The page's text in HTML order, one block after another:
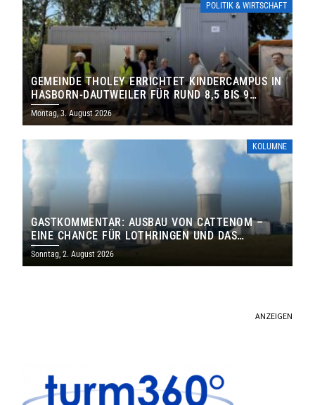
POLITIK & WIRTSCHAFT
GEMEINDE THOLEY ERRICHTET KINDERCAMPUS IN
HASBORN-DAUTWEILER FÜR RUND 8,5 BIS 9
MILLIONEN EURO
Montag, 3. August 2026
KOLUMNE
GASTKOMMENTAR: AUSBAU VON CATTENOM –
EINE CHANCE FÜR LOTHRINGEN UND DAS
SAARLAND
Sonntag, 2. August 2026
ANZEIGEN